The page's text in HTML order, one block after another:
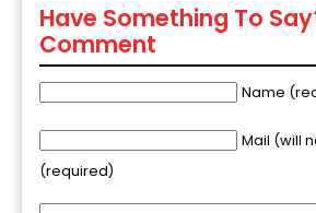
Have Something To
Comment
Name
Mail (will
(required)